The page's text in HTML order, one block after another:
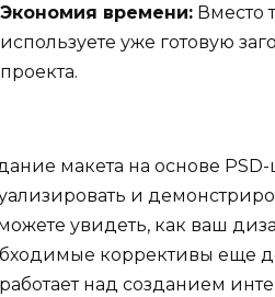
Экономия времени: Вместо
используете уже готовую
проекта.
макета на основе
и
увидеть, как ваш
коррективы еще
работает над созданием